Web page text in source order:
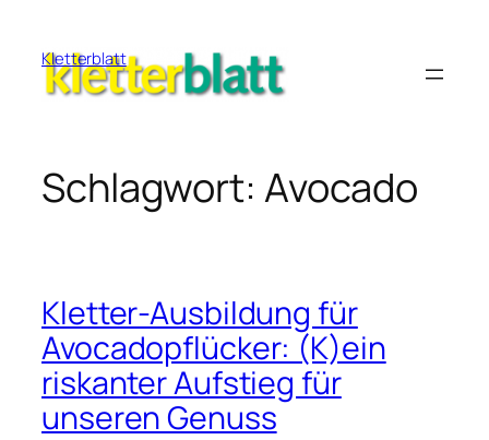
Inhalt
springen
Kletterblatt
Schlagwort: Avocado
Kletter-Ausbildung für
Avocadopflücker: (K)ein
riskanter Aufstieg für
unseren Genuss